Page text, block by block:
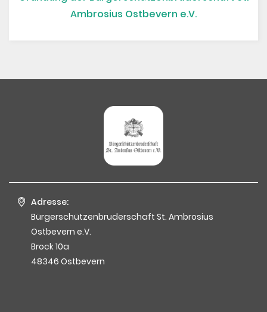
Ambrosius Ostbevern e.V.
Adresse:
Bürgerschützenbruderschaft St. Ambrosius
Ostbevern e.V.
Brock 10a
48346 Ostbevern